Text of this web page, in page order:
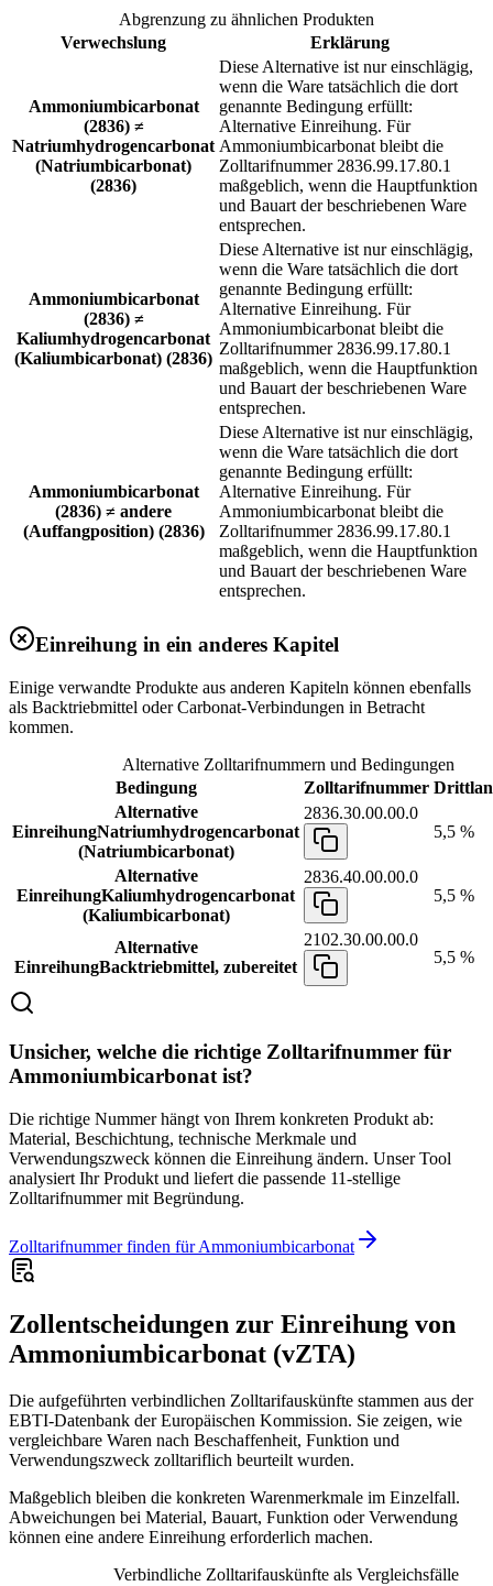
Abgrenzung zu ähnlichen Produkten
Verwechslung
Erklärung
Ammoniumbicarbonat
(2836) ≠
Natriumhydrogencarbonat
(Natriumbicarbonat)
(2836)
Diese Alternative ist nur einschlägig,
wenn die Ware tatsächlich die dort
genannte Bedingung erfüllt:
Alternative Einreihung. Für
Ammoniumbicarbonat bleibt die
Zolltarifnummer 2836.99.17.80.1
maßgeblich, wenn die Hauptfunktion
und Bauart der beschriebenen Ware
entsprechen.
Ammoniumbicarbonat
(2836) ≠
Kaliumhydrogencarbonat
(Kaliumbicarbonat) (2836)
Diese Alternative ist nur einschlägig,
wenn die Ware tatsächlich die dort
genannte Bedingung erfüllt:
Alternative Einreihung. Für
Ammoniumbicarbonat bleibt die
Zolltarifnummer 2836.99.17.80.1
maßgeblich, wenn die Hauptfunktion
und Bauart der beschriebenen Ware
entsprechen.
Ammoniumbicarbonat
(2836) ≠ andere
(Auffangposition) (2836)
Diese Alternative ist nur einschlägig,
wenn die Ware tatsächlich die dort
genannte Bedingung erfüllt:
Alternative Einreihung. Für
Ammoniumbicarbonat bleibt die
Zolltarifnummer 2836.99.17.80.1
maßgeblich, wenn die Hauptfunktion
und Bauart der beschriebenen Ware
entsprechen.
Einreihung in ein anderes Kapitel
Einige verwandte Produkte aus anderen Kapiteln können ebenfalls
als Backtriebmittel oder Carbonat-Verbindungen in Betracht
kommen.
Alternative Zolltarifnummern und Bedingungen
Bedingung
Zolltarifnummer
Alternative
EinreihungNatriumhydrogencarbonat
(Natriumbicarbonat)
2836.30.00.00.0
5,5 %
Alternative
EinreihungKaliumhydrogencarbonat
(Kaliumbicarbonat)
2836.40.00.00.0
5,5 %
Alternative
EinreihungBacktriebmittel, zubereitet
2102.30.00.00.0
5,5 %
Unsicher, welche die richtige Zolltarifnummer für
Ammoniumbicarbonat ist?
Die richtige Nummer hängt von Ihrem konkreten Produkt ab:
Material, Beschichtung, technische Merkmale und
Verwendungszweck können die Einreihung ändern. Unser Tool
analysiert Ihr Produkt und liefert die passende 11-stellige
Zolltarifnummer mit Begründung.
Zolltarifnummer finden für Ammoniumbicarbonat
Zollentscheidungen zur Einreihung von
Ammoniumbicarbonat (vZTA)
Die aufgeführten verbindlichen Zolltarifauskünfte stammen aus der
EBTI-Datenbank der Europäischen Kommission. Sie zeigen, wie
vergleichbare Waren nach Beschaffenheit, Funktion und
Verwendungszweck zolltariflich beurteilt wurden.
Maßgeblich bleiben die konkreten Warenmerkmale im Einzelfall.
Abweichungen bei Material, Bauart, Funktion oder Verwendung
können eine andere Einreihung erforderlich machen.
Verbindliche Zolltarifauskünfte als Vergleichsfälle